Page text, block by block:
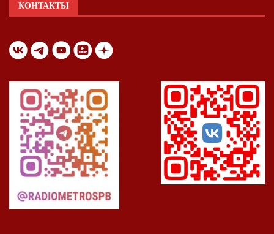
КОНТАКТЫ